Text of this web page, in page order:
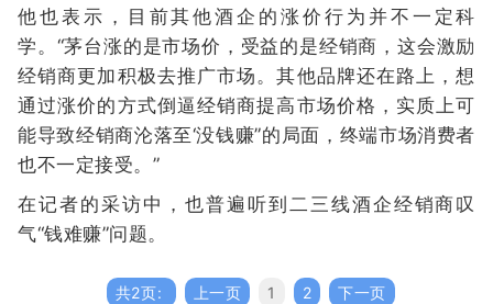
他也表示，目前其他酒企的涨价行为并不一定科
学。“茅台涨的是市场价，受益的是经销商，这会激励
经销商更加积极去推广市场。其他品牌还在路上，想
通过涨价的方式倒逼经销商提高市场价格，实质上可
能导致经销商沦落至‘没钱赚”的局面，终端市场消费者
也不一定接受。”
在记者的采访中，也普遍听到二三线酒企经销商叹
气“钱难赚”问题。
共2页: 上一页 1 2 下一页